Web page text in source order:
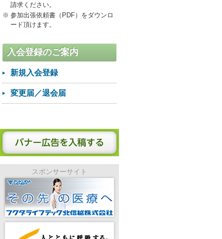
請求ください。
参加出張依頼書（PDF）をダウンロ
ード頂けます。
入会登録のご案内
新規入会登録
変更届／退会届
バナー広告を入稿する
スポンサーサイト